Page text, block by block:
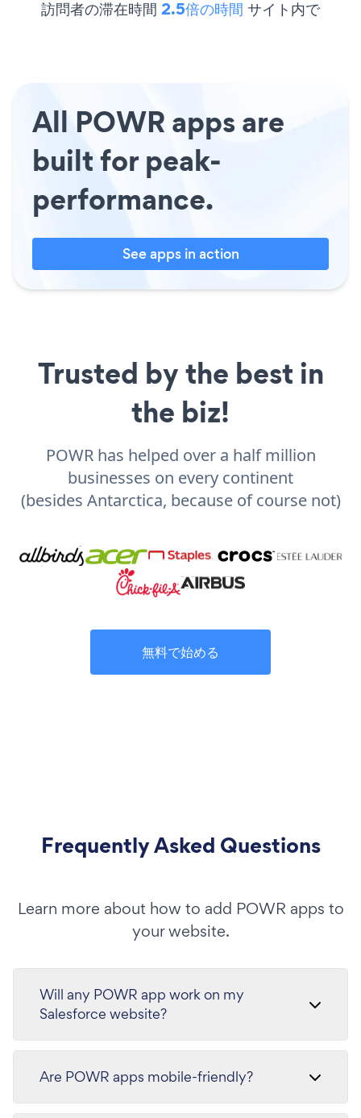
訪問者の滞在時間 2.5倍の時間 サイト内で
All POWR apps are
built for peak-
performance.
See apps in action
Trusted by the best in
the biz!
POWR has helped over a half million
businesses on every continent
(besides Antarctica, because of course not)
無料で始める
Frequently Asked Questions
Learn more about how to add POWR apps to
your website.
Will any POWR app work on my
Salesforce website?
Are POWR apps mobile-friendly?